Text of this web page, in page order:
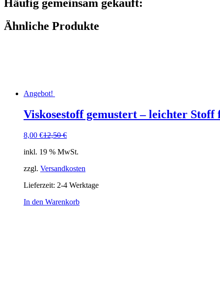
Häufig gemeinsam gekauft:
Ähnliche Produkte
Angebot!
Viskosestoff gemustert – leichter Stoff
12,50€
Ursprünglicher
war:
8,00 €
Aktueller
ist:
inkl. 19 % MwSt.
zzgl. Versandkosten
Lieferzeit: 2-4 Werktage
In den Warenkorb